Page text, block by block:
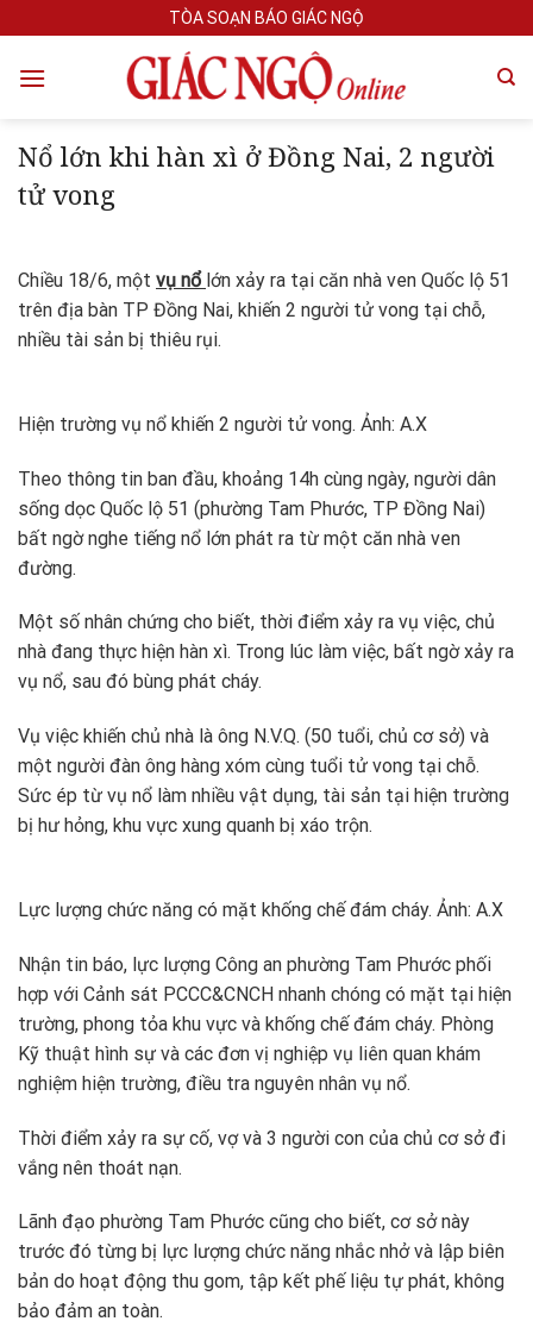
to
content
TÒA SOẠN BÁO GIÁC NGỘ
Nổ lớn khi hàn xì ở Đồng Nai, 2 người
tử vong
Chiều 18/6, một vụ nổ lớn xảy ra tại căn nhà ven Quốc lộ 51
trên địa bàn TP Đồng Nai, khiến 2 người tử vong tại chỗ,
nhiều tài sản bị thiêu rụi.
Hiện trường vụ nổ khiến 2 người tử vong. Ảnh: A.X
Theo thông tin ban đầu, khoảng 14h cùng ngày, người dân
sống dọc Quốc lộ 51 (phường Tam Phước, TP Đồng Nai)
bất ngờ nghe tiếng nổ lớn phát ra từ một căn nhà ven
đường.
Một số nhân chứng cho biết, thời điểm xảy ra vụ việc, chủ
nhà đang thực hiện hàn xì. Trong lúc làm việc, bất ngờ xảy ra
vụ nổ, sau đó bùng phát cháy.
Vụ việc khiến chủ nhà là ông N.V.Q. (50 tuổi, chủ cơ sở) và
một người đàn ông hàng xóm cùng tuổi tử vong tại chỗ.
Sức ép từ vụ nổ làm nhiều vật dụng, tài sản tại hiện trường
bị hư hỏng, khu vực xung quanh bị xáo trộn.
Lực lượng chức năng có mặt khống chế đám cháy. Ảnh: A.X
Nhận tin báo, lực lượng Công an phường Tam Phước phối
hợp với Cảnh sát PCCC&CNCH nhanh chóng có mặt tại hiện
trường, phong tỏa khu vực và khống chế đám cháy. Phòng
Kỹ thuật hình sự và các đơn vị nghiệp vụ liên quan khám
nghiệm hiện trường, điều tra nguyên nhân vụ nổ.
Thời điểm xảy ra sự cố, vợ và 3 người con của chủ cơ sở đi
vắng nên thoát nạn.
Lãnh đạo phường Tam Phước cũng cho biết, cơ sở này
trước đó từng bị lực lượng chức năng nhắc nhở và lập biên
bản do hoạt động thu gom, tập kết phế liệu tự phát, không
bảo đảm an toàn.